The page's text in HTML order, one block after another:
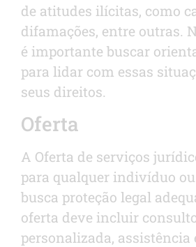
de atitudes ilícitas, como
difamações, entre outras.
é importante buscar
para lidar com essas
seus direitos.
Oferta
A Oferta de serviços
para qualquer indivíduo
busca proteção legal
oferta deve incluir
personalizada, assistência